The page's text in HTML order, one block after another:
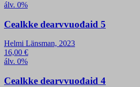
álv. 0%
Cealkke dearvvuođaid 5
Helmi Länsman, 2023
16,00 €
álv. 0%
Cealkke dearvvuođaid 4